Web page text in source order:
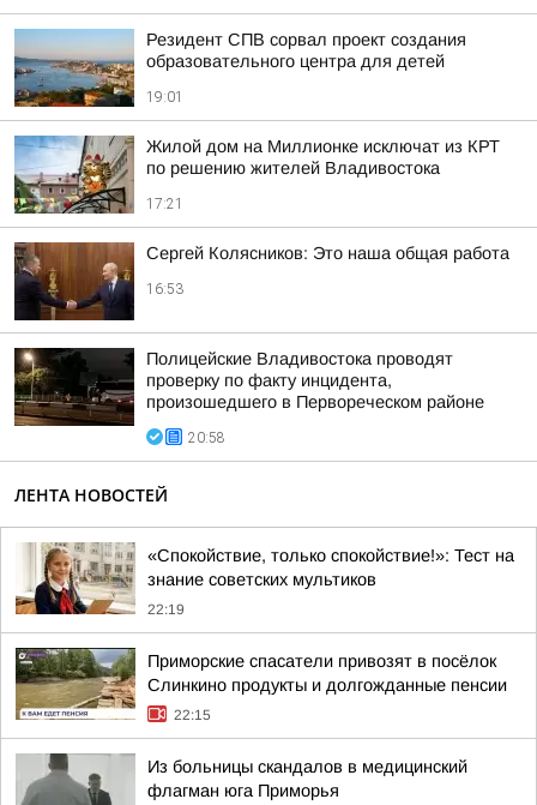
Резидент СПВ сорвал проект создания
образовательного центра для детей
19:01
Жилой дом на Миллионке исключат из КРТ
по решению жителей Владивостока
17:21
Сергей Колясников: Это наша общая работа
16:53
Полицейские Владивостока проводят
проверку по факту инцидента,
произошедшего в Первореческом районе
20:58
ЛЕНТА НОВОСТЕЙ
«Спокойствие, только спокойствие!»: Тест на
знание советских мультиков
22:19
Приморские спасатели привозят в посёлок
Слинкино продукты и долгожданные пенсии
22:15
Из больницы скандалов в медицинский
флагман юга Приморья